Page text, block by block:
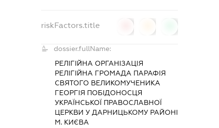
riskFactors.title
dossier.fullName:
РЕЛІГІЙНА ОРГАНІЗАЦІЯ
РЕЛІГІЙНА ГРОМАДА ПАРАФІЯ
СВЯТОГО ВЕЛИКОМУЧЕНИКА
ГЕОРГІЯ ПОБІДОНОСЦЯ
УКРАЇНСЬКОЇ ПРАВОСЛАВНОЇ
ЦЕРКВИ У ДАРНИЦЬКОМУ РАЙОНІ
М. КИЄВА